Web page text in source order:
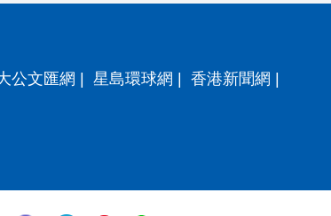
公文匯網 星島環球網 香港新聞網